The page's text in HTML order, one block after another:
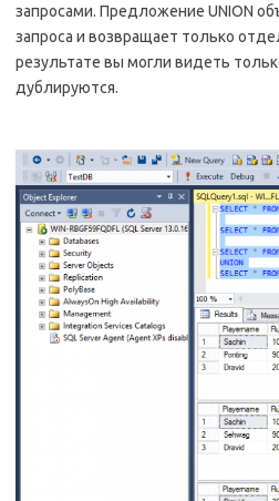
запросами. Предложение UNION
запроса и возвращает только
результате вы могли видеть
дублируются.